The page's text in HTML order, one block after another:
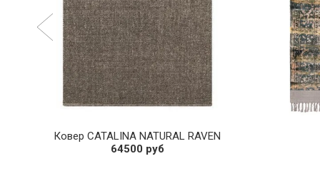
Ковер CATALINA NATURAL RAVEN
64500 руб